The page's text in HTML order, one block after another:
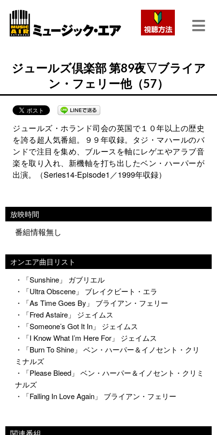
ジュールズ倶楽部 第89夜▽ブライア
ン・フェリー他（57）
ジュールズ・ホランド司会の英国で１０年以上の歴史
を誇る超人気番組。９９年収録。タジ・マハールのバ
ンドで注目を集め、ブルースを軸にレゲエやアラブ音
楽を取り入れ、新機軸を打ち出したベン・ハーパーが
出演。（Series14-Episode1／1999年収録）
放映時間
番組情報無し
オンエア曲目リスト
・「Sunshine」 ガブリエル
・「Ultra Obscene」 ブレイクビート・エラ
・「As Time Goes By」 ブライアン・フェリー
・「Fred Astaire」 ジェイムス
・「Someone’s Got It In」 ジェイムス
・「I Know What I’m Here For」 ジェイムス
・「Burn To Shine」 ベン・ハーパー＆イノセント・クリ
ミナルズ
・「Please Bleed」 ベン・ハーパー＆イノセント・クリミ
ナルズ
・「Falling In Love Again」 ブライアン・フェリー